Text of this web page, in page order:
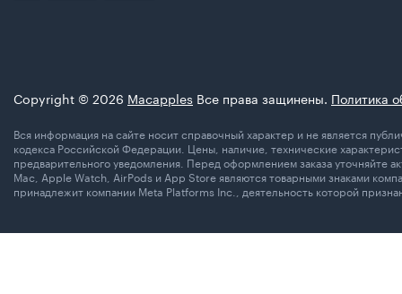
Copyright © 2026 Macapples Все права защинены. Политика
Вся информация на сайте носит справочный характер и не является
кодекса Российской Федерации. Цены, наличие, технические
предварительного уведомления. Перед оформлением заказа
Mac, Apple Watch, AirPods и App Store являются товарными знаками
принадлежит компании Meta Platforms Inc., деятельность которой